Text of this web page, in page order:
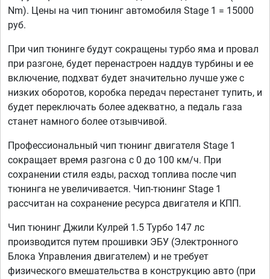
Nm). Цены на чип тюнинг автомобиля Stage 1 = 15000
руб.
При чип тюнинге будут сокращены турбо яма и провал
при разгоне, будет перенастроен наддув турбины и ее
включение, подхват будет значительно лучше уже с
низких оборотов, коробка передач перестанет тупить, и
будет переключать более адекватно, а педаль газа
станет намного более отзывчивой.
Профессиональный чип тюнинг двигателя Stage 1
сокращает время разгона с 0 до 100 км/ч. При
сохранении стиля езды, расход топлива после чип
тюнинга не увеличивается. Чип-тюнинг Stage 1
рассчитан на сохранение ресурса двигателя и КПП.
Чип тюнинг Джили Кулрей 1.5 Турбо 147 лс
производится путем прошивки ЭБУ (Электронного
Блока Управления двигателем) и не требует
физического вмешательства в конструкцию авто (при